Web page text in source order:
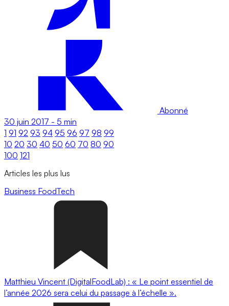
Abonné
30 juin 2017 - 5 min
1 91 92 93 94 95 96 97 98 99
10 20 30 40 50 60 70 80 90
100 121
Articles les plus lus
Business FoodTech
Matthieu Vincent (DigitalFoodLab) : « Le point essentiel de
l’année 2026 sera celui du passage à l’échelle ».